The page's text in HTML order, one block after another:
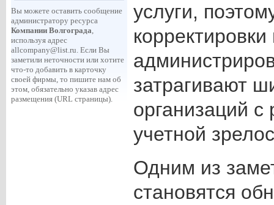
Вы можете оставить сообщение
администратору ресурса
Компании Волгограда,
используя адрес
allcompany@list.ru. Если Вы
заметили неточности или хотите
что-то добавить в карточку
своей фирмы, то пишите нам об
этом, обязательно указав адрес
размещения (URL страницы).
услуги,
затрагивают
организаций
учетной
Одним из
становятся